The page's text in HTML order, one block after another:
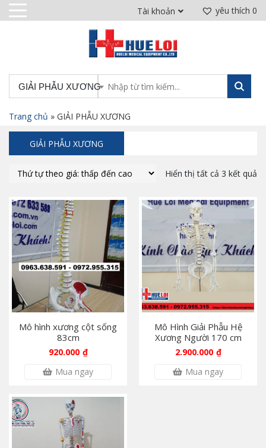
yêu thích 0
Tài khoản
GIẢI PHẪU XƯƠNG
Trang chủ » GIẢI PHẪU XƯƠNG
GIẢI PHẪU XƯƠNG
Hiển thị tất cả 3 kết quả
Mô hình xương cột sống
83cm
920.000 ₫
Mua ngay
Mô Hình Giải Phẫu Hệ
Xương Người 170 cm
2.900.000 ₫
Mua ngay
6.000.000